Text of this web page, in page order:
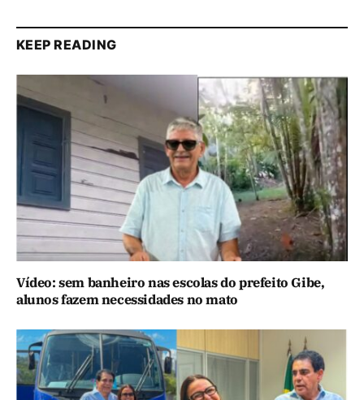
KEEP READING
Vídeo: sem banheiro nas escolas do prefeito Gibe,
alunos fazem necessidades no mato